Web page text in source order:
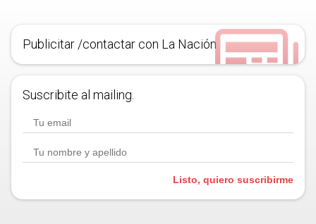
Publicitar /contactar con La Nación
Suscribite al mailing.
Listo, quiero suscribirme